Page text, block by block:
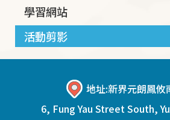
學習網站
活動剪影
地址:新界元朗鳳攸
6, Fung Yau Street South,